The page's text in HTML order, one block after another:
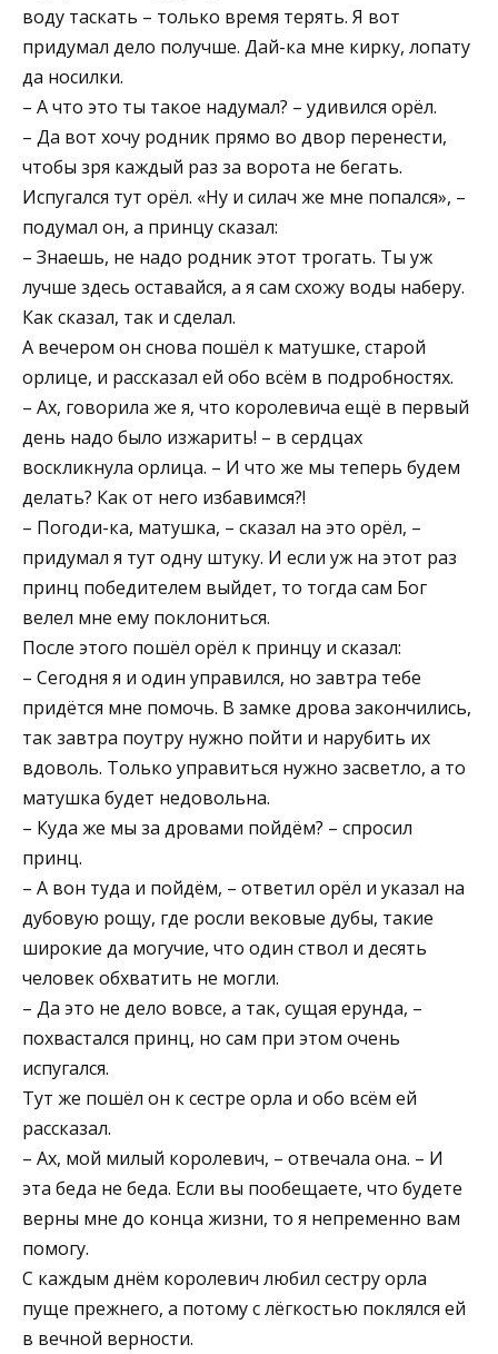
воду таскать – только время терять. Я вот
придумал дело получше. Дай-ка мне кирку, лопату
да носилки.
– А что это ты такое надумал? – удивился орёл.
– Да вот хочу родник прямо во двор перенести,
чтобы зря каждый раз за ворота не бегать.
Испугался тут орёл. «Ну и силач же мне попался», –
подумал он, а принцу сказал:
– Знаешь, не надо родник этот трогать. Ты уж
лучше здесь оставайся, а я сам схожу воды наберу.
Как сказал, так и сделал.
А вечером он снова пошёл к матушке, старой
орлице, и рассказал ей обо всём в подробностях.
– Ах, говорила же я, что королевича ещё в первый
день надо было изжарить! – в сердцах
воскликнула орлица. – И что же мы теперь будем
делать? Как от него избавимся?!
– Погоди-ка, матушка, – сказал на это орёл, –
придумал я тут одну штуку. И если уж на этот раз
принц победителем выйдет, то тогда сам Бог
велел мне ему поклониться.
После этого пошёл орёл к принцу и сказал:
– Сегодня я и один управился, но завтра тебе
придётся мне помочь. В замке дрова закончились,
так завтра поутру нужно пойти и нарубить их
вдоволь. Только управиться нужно засветло, а то
матушка будет недовольна.
– Куда же мы за дровами пойдём? – спросил
принц.
– А вон туда и пойдём, – ответил орёл и указал на
дубовую рощу, где росли вековые дубы, такие
широкие да могучие, что один ствол и десять
человек обхватить не могли.
– Да это не дело вовсе, а так, сущая ерунда, –
похвастался принц, но сам при этом очень
испугался.
Тут же пошёл он к сестре орла и обо всём ей
рассказал.
– Ах, мой милый королевич, – отвечала она. – И
эта беда не беда. Если вы пообещаете, что будете
верны мне до конца жизни, то я непременно вам
помогу.
С каждым днём королевич любил сестру орла
пуще прежнего, а потому с лёгкостью поклялся ей
в вечной верности.